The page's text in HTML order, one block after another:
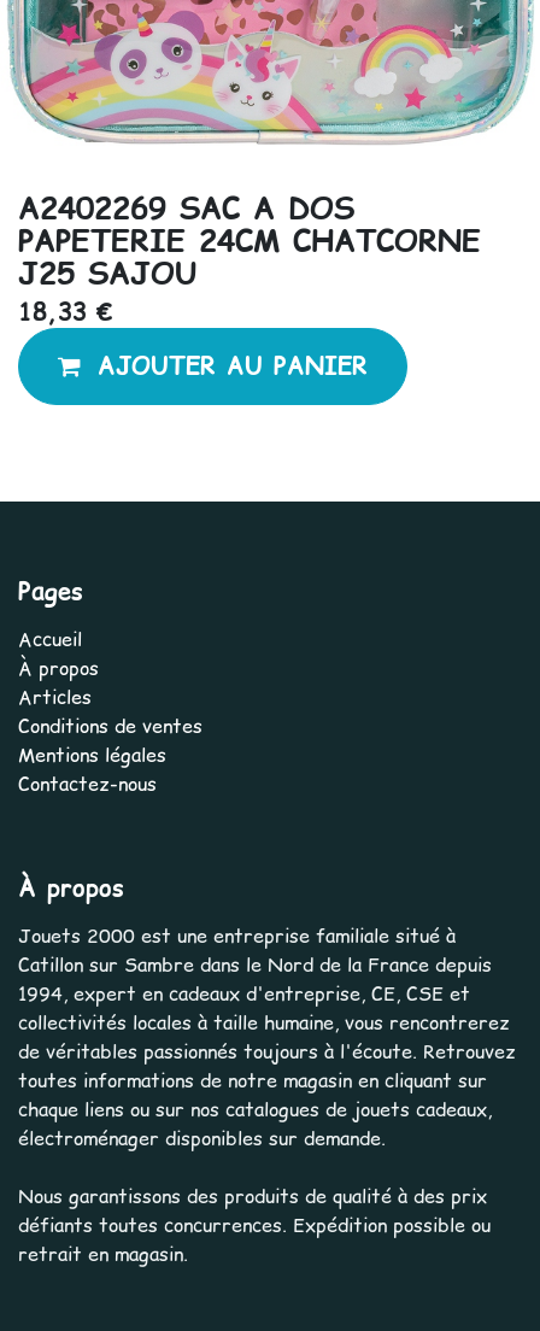
A2402269 SAC A DOS
PAPETERIE 24CM CHATCORNE
J25 SAJOU
18,33 €
AJOUTER AU PANIER
Pages
Accueil
À propos
Articles
Conditions de ventes
Mentions légales
Contactez-nous
À propos
Jouets 2000 est une entreprise familiale situé à
Catillon sur Sambre dans le Nord de la France depuis
1994, expert en cadeaux d'entreprise, CE, CSE et
collectivités locales à taille humaine, vous rencontrerez
de véritables passionnés toujours à l'écoute. Retrouvez
toutes informations de notre magasin en cliquant sur
chaque liens ou sur nos catalogues de jouets cadeaux,
électroménager disponibles sur demande.
Nous garantissons des produits de qualité à des prix
défiants toutes concurrences. Expédition possible ou
retrait en magasin.